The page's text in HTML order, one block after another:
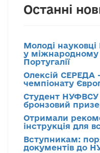
Останні
Молоді
у міжнародному
Португалії
Олексій СЕРЕДА
чемпіонату
Студент НУФВСУ
бронзовий
Отримали
інструкція для
Вступникам:
документів до